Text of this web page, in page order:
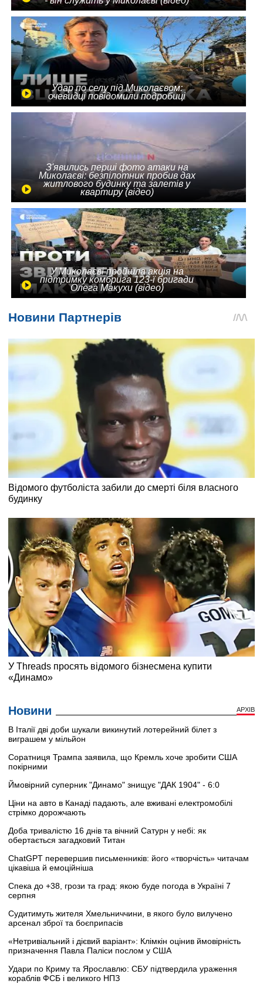
Удар по селу під Миколаєвом:
очевидці повідомили подробиці
З'явились перші фото атаки на
Миколаєві: безпілотник пробив дах
житлового будинку та залетів у
квартиру (відео)
У Миколаєві пройшла акція на
підтримку комбрига 123-ї бригади
Олега Макухи (відео)
Новини АРХІВ
В Італії дві доби шукали викинутий лотерейний білет з
виграшем у мільйон
Соратниця Трампа заявила, що Кремль хоче зробити США
покірними
Ймовірний суперник "Динамо" знищує "ДАК 1904" - 6:0
Ціни на авто в Канаді падають, але вживані електромобілі
стрімко дорожчають
Доба тривалістю 16 днів та вічний Сатурн у небі: як
обертається загадковий Титан
ChatGPT перевершив письменників: його «творчість» читачам
цікавіша й емоційніша
Спека до +38, грози та град: якою буде погода в Україні 7
серпня
Судитимуть жителя Хмельниччини, в якого було вилучено
арсенал зброї та боєприпасів
«Нетривіальний і дієвий варіант»: Клімкін оцінив ймовірність
призначення Павла Паліси послом у США
Удари по Криму та Ярославлю: СБУ підтвердила ураження
кораблів ФСБ і великого НПЗ